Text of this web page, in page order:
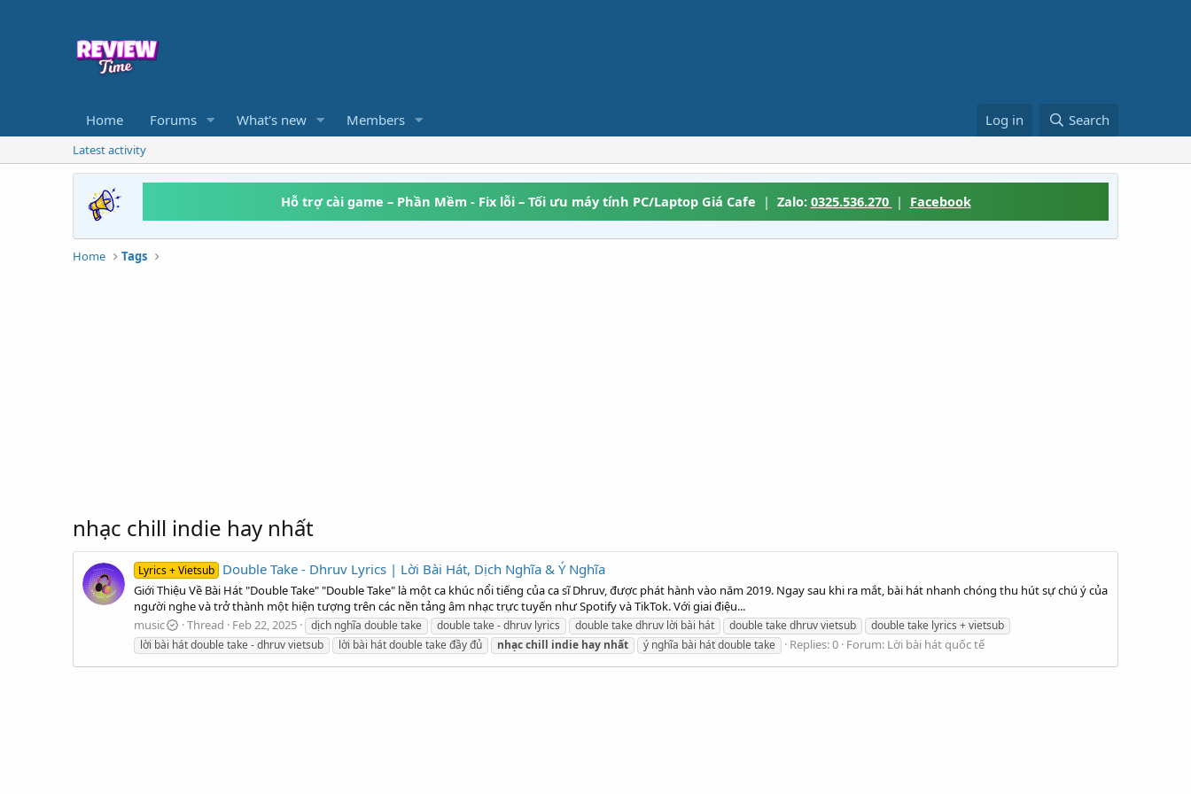
Home Forums What's new Members Log in Search
Latest activity
Hỗ trợ cài game – Phần Mềm - Fix lỗi – Tối ưu máy tính PC/Laptop Giá Cafe | Zalo: 0325.536.270 | Facebook
Home Tags
nhạc chill indie hay nhất
Lyrics + Vietsub Double Take - Dhruv Lyrics | Lời Bài Hát, Dịch Nghĩa & Ý Nghĩa
Giới Thiệu Về Bài Hát "Double Take" "Double Take" là một ca khúc nổi tiếng của ca sĩ Dhruv, được phát hành vào năm 2019. Ngay sau khi ra mắt, bài hát nhanh chóng thu hút sự chú ý của
người nghe và trở thành một hiện tượng trên các nền tảng âm nhạc trực tuyến như Spotify và TikTok. Với giai điệu...
music
Thread Feb 22, 2025 dịch nghĩa double take double take - dhruv lyrics double take dhruv lời bài hát double take dhruv vietsub
double take lyrics + vietsub
lời bài hát double take - dhruv vietsub
lời bài hát double take đầy đủ nhạcchill indie hay nhất ý nghĩa bài hát double take Replies: 0 Forum: Lời bài hát quốc tế